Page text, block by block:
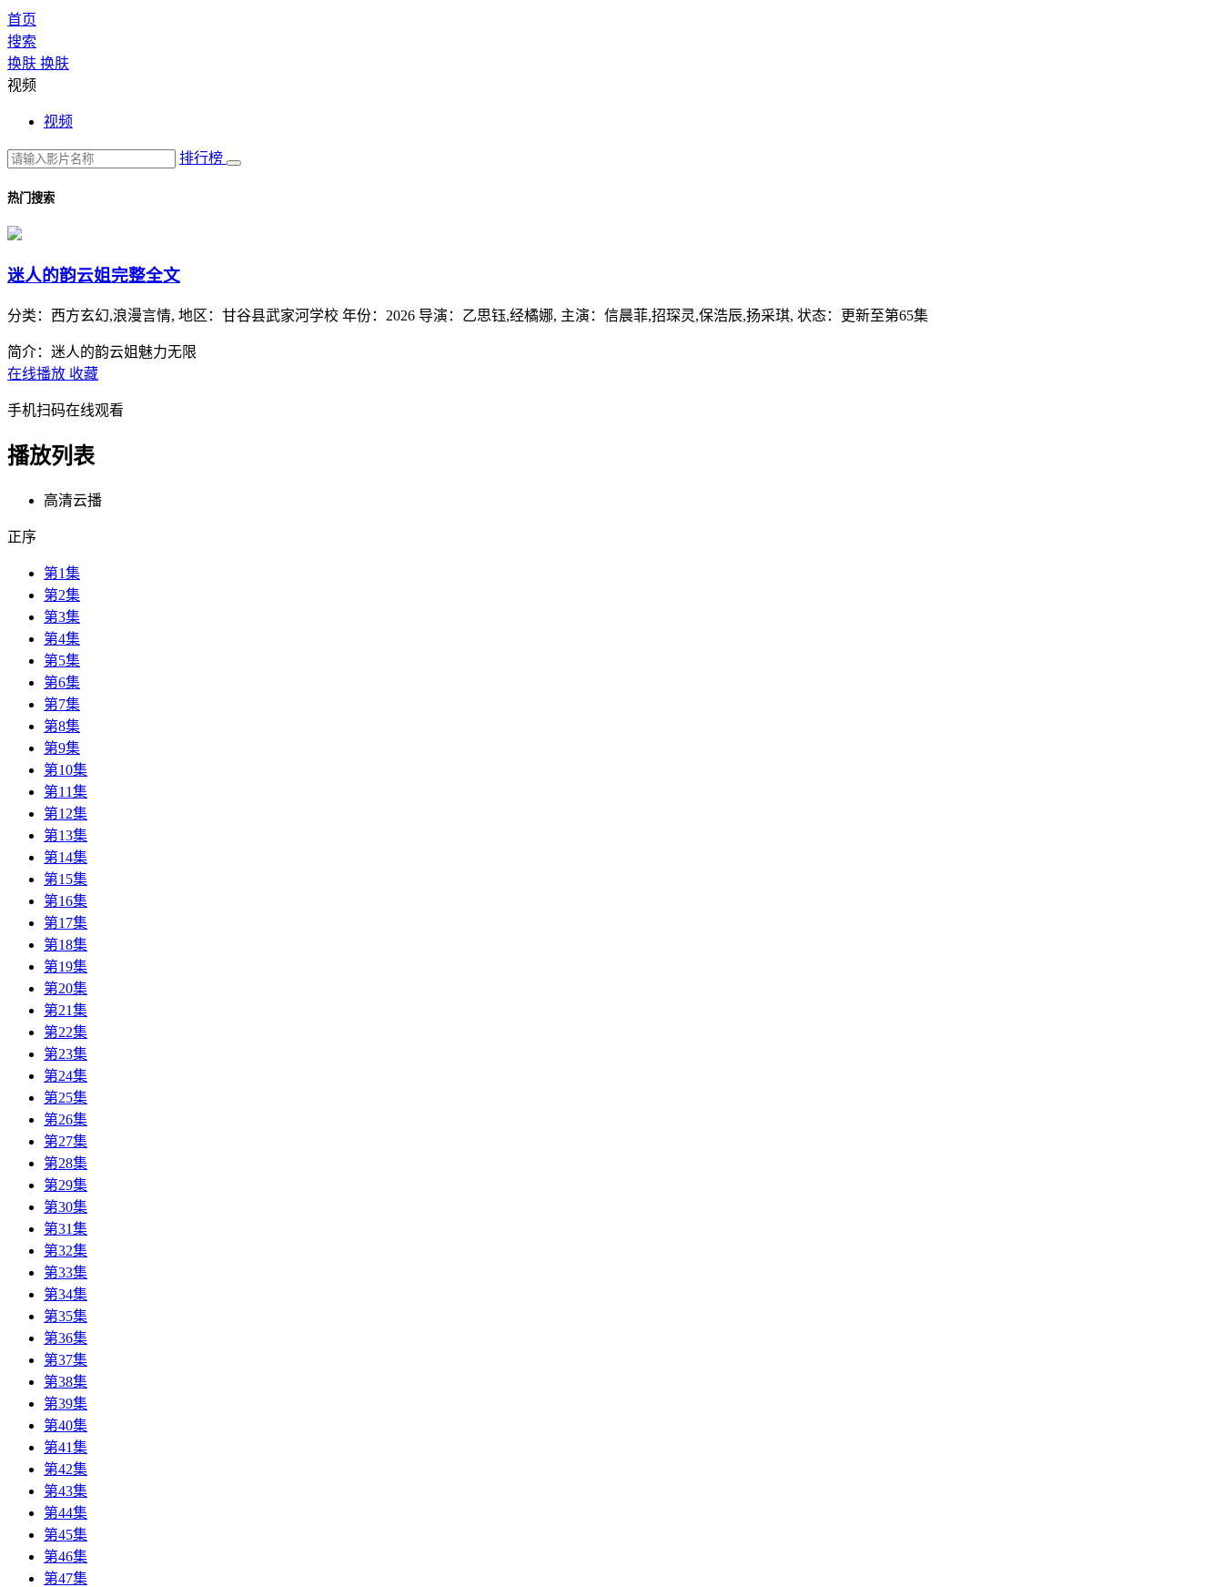
首页
搜索
换肤 换肤
视频
视频
排行榜
热门搜索
迷人的韵云姐完整全文
分类： 西方玄幻,浪漫言情, 地区： 甘谷县武家河学校 年份： 2026 导演： 乙思钰,经橘娜, 主演： 信晨菲,招琛灵,保浩辰,扬采琪, 状态：更新至第65集
简介：迷人的韵云姐魅力无限
在线播放 收藏
手机扫码在线观看
播放列表
高清云播
正序
第1集
第2集
第3集
第4集
第5集
第6集
第7集
第8集
第9集
第10集
第11集
第12集
第13集
第14集
第15集
第16集
第17集
第18集
第19集
第20集
第21集
第22集
第23集
第24集
第25集
第26集
第27集
第28集
第29集
第30集
第31集
第32集
第33集
第34集
第35集
第36集
第37集
第38集
第39集
第40集
第41集
第42集
第43集
第44集
第45集
第46集
第47集